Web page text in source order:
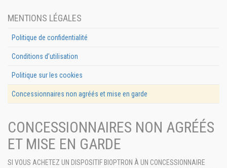
MENTIONS LÉGALES
Politique de confidentialité
Conditions d’utilisation
Politique sur les cookies
Concessionnaires non agréés et mise en garde
CONCESSIONNAIRES NON AGRÉÉS
ET MISE EN GARDE
SI VOUS ACHETEZ UN DISPOSITIF BIOPTRON À UN CONCESSIONNAIRE